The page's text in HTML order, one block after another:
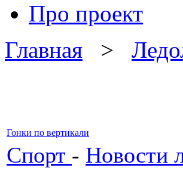
Про проект
Главная >
Гонки по вертикали
Спорт - Новости